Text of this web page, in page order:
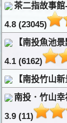
茶二指故事
4.8 (23045)
【南投魚池
4.1 (6162)
【南投竹山
南投．竹山
3.9 (11)